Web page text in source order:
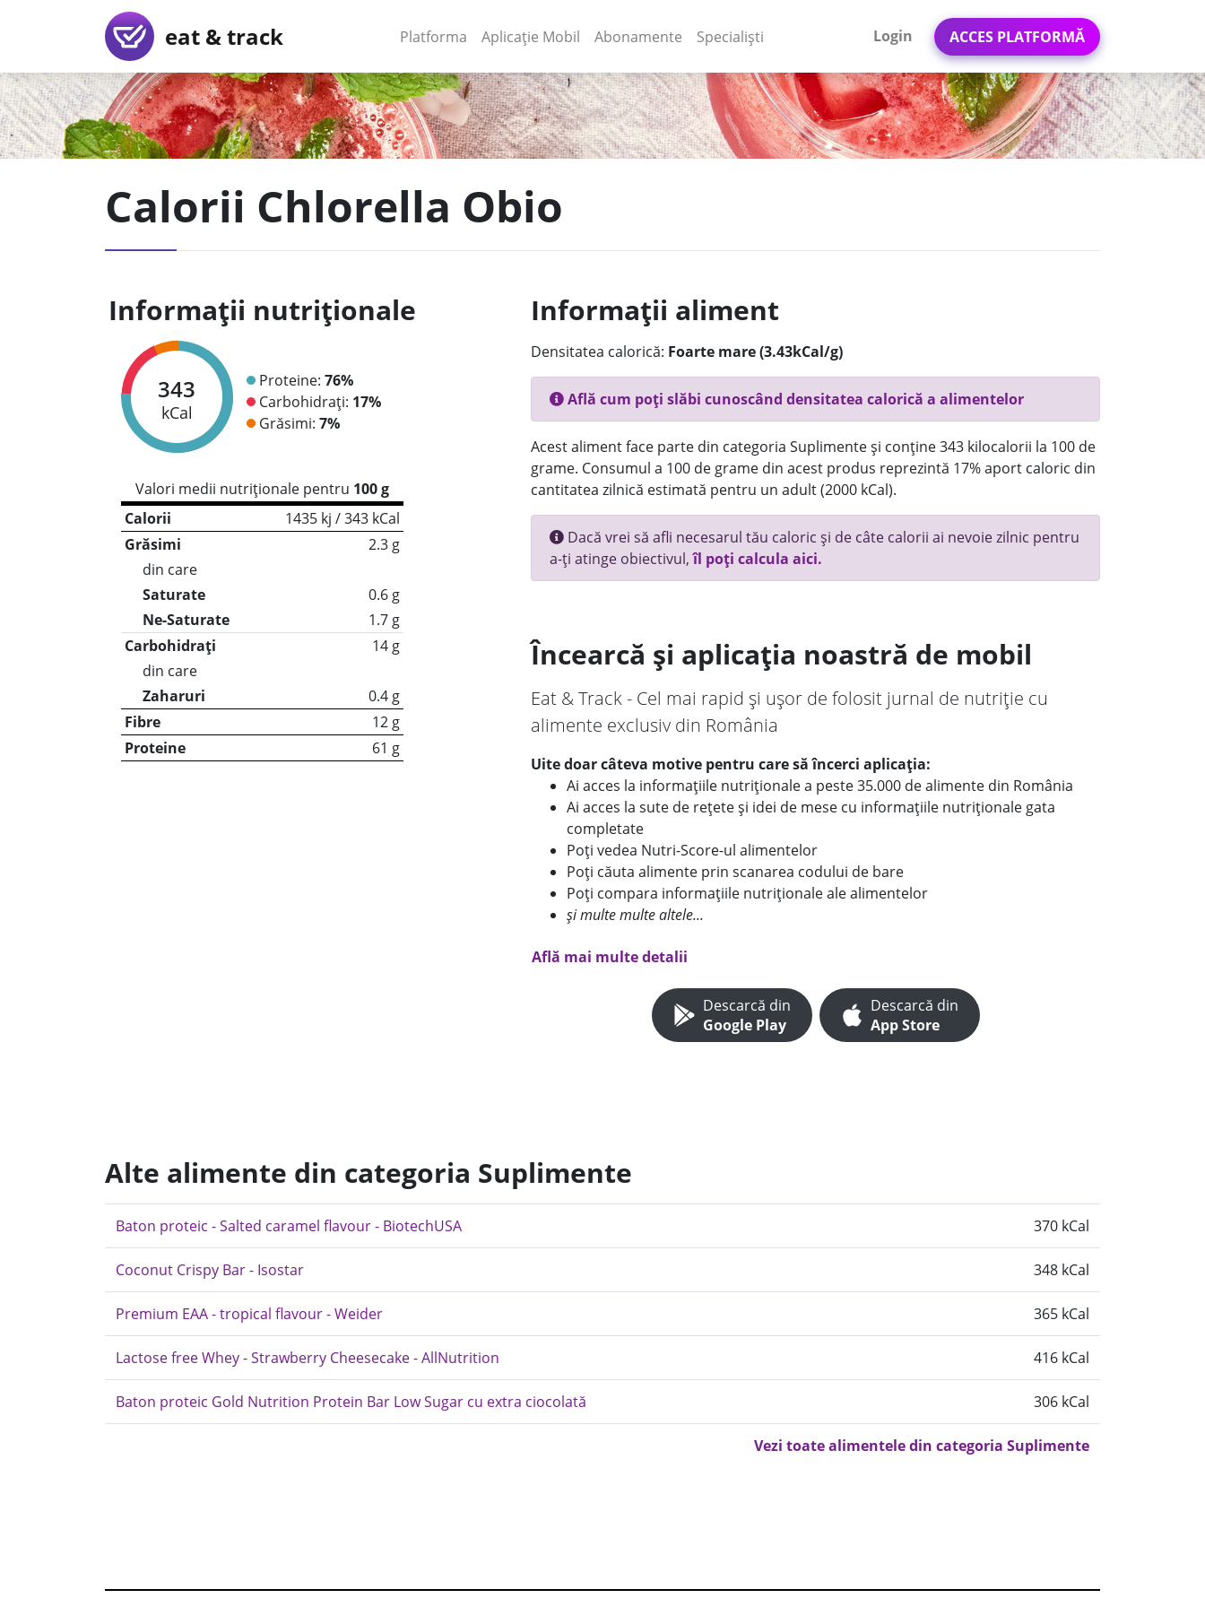
eat & track Platforma (current)
Aplicație Mobil (current)
Abonamente Specialiști Login ACCES PLATFORMĂ
Calorii Chlorella Obio
Informații nutriționale
343
kCal
Proteine: 76%
Carbohidrați: 17%
Grăsimi: 7%
Valori medii nutriționale pentru 100 g
Calorii
1435 kj / 343 kCal
Grăsimi
2.3 g
din care
Saturate
0.6 g
Ne-Saturate
1.7 g
Carbohidrați
14 g
din care
Zaharuri
0.4 g
Fibre
12 g
Proteine
61 g
Informații aliment
Densitatea calorică: Foarte mare (3.43kCal/g)
Află cum poți slăbi cunoscând densitatea calorică a alimentelor
Acest aliment face parte din categoria Suplimente și conține 343 kilocalorii la 100 de
grame. Consumul a 100 de grame din acest produs reprezintă 17% aport caloric din
cantitatea zilnică estimată pentru un adult (2000 kCal).
Dacă vrei să afli necesarul tău caloric și de câte calorii ai nevoie zilnic pentru
a-ți atinge obiectivul,îl poți calcula aici.
Încearcă și aplicația noastră de mobil
Eat & Track - Cel mai rapid și ușor de folosit jurnal de nutriție cu
alimente exclusiv din România
Uite doar câteva motive pentru care să încerci aplicația:
Ai acces la informațiile nutriționale a peste 35.000 de alimente din România
Ai acces la sute de rețete și idei de mese cu informațiile nutriționale gata
completate
Poți vedea Nutri-Score-ul alimentelor
Poți căuta alimente prin scanarea codului de bare
Poți compara informațiile nutriționale ale alimentelor
și multe multe altele...
Află mai multe detalii
Descarcă din
Google Play
Descarcă din
App Store
Alte alimente din categoria Suplimente
Baton proteic - Salted caramel flavour - BiotechUSA 370 kCal
Coconut Crispy Bar - Isostar 348 kCal
Premium EAA - tropical flavour - Weider 365 kCal
Lactose free Whey - Strawberry Cheesecake - AllNutrition 416 kCal
Baton proteic Gold Nutrition Protein Bar Low Sugar cu extra ciocolată 306 kCal
Vezi toate alimentele din categoria Suplimente